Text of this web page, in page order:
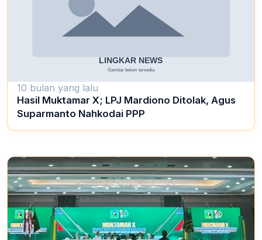
10 bulan yang lalu
Hasil Muktamar X; LPJ Mardiono Ditolak, Agus
Suparmanto Nahkodai PPP